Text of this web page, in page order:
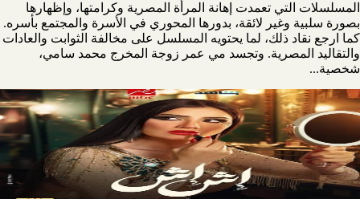
المسلسلات التي تعمدت إهانة المرأة المصرية وكرامتها، وإظهارها
بصورة سلبية وغير لائقة، بدورها المحوري في الأسرة والمجتمع بأسره.
كما ارجع نقاد ذلك، لما يحتويه المسلسل على مخالفة الثوابت والعادات
والتقاليد المصرية. وتجسد مي عمر زوجة المخرج محمد سامي،
شخصية...